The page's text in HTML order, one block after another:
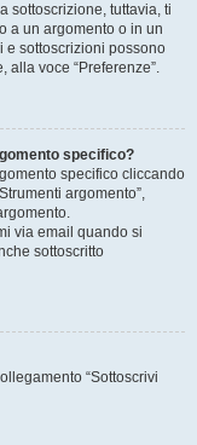
sottoscrizione, tuttavia, ti
a un argomento o in un
e sottoscrizioni possono
voce “Preferenze”.
specifico?
specifico cliccando
argomento”,
via email quando si
sottoscritto
“Sottoscrivi